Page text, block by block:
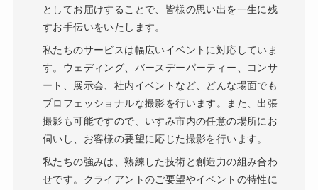
としてお届けすることで、皆様の思い出を一生に残
すお手伝いをいたします。
私たちのサービスは幅広いイベントに対応していま
す。ウェディング、バースデーパーティー、コンサ
ート、展示会、社内イベントなど、どんな場面でも
プロフェッショナルな撮影を行います。また、出張
撮影も可能ですので、いすみ市内の任意の場所にお
伺いし、お客様の要望に応じた撮影を行います。
私たちの強みは、熟練した技術と創造力の組み合わ
せです。クライアントのご要望やイベントの特性に